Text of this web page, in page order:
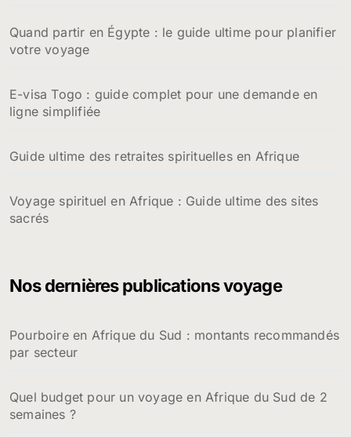
Quand partir en Égypte : le guide ultime pour planifier
votre voyage
E-visa Togo : guide complet pour une demande en
ligne simplifiée
Guide ultime des retraites spirituelles en Afrique
Voyage spirituel en Afrique : Guide ultime des sites
sacrés
Nos dernières publications voyage
Pourboire en Afrique du Sud : montants recommandés
par secteur
Quel budget pour un voyage en Afrique du Sud de 2
semaines ?